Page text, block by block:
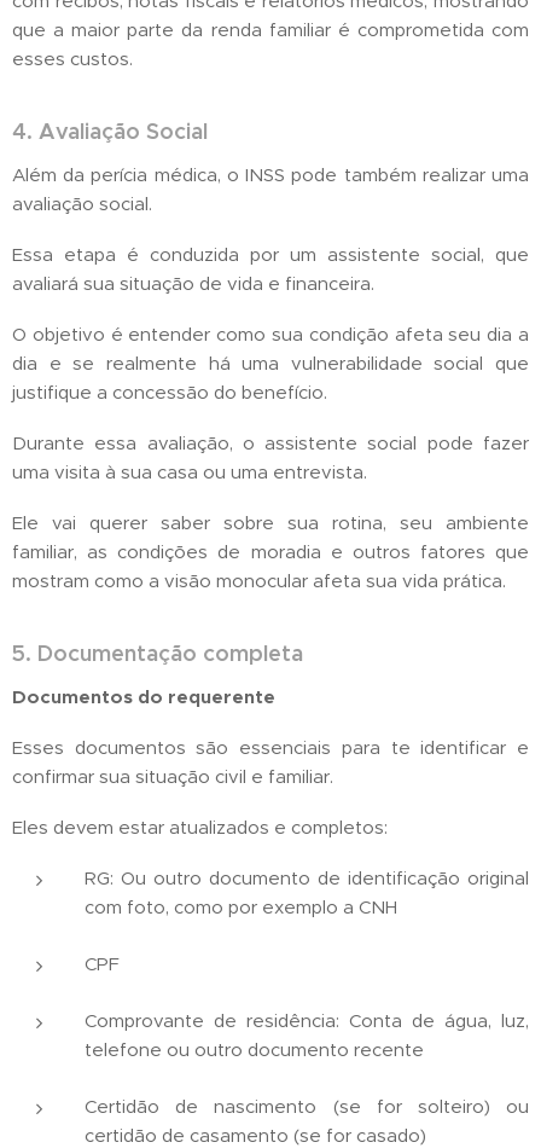
que a maior parte da renda familiar é comprometida com
esses custos.
4. Avaliação Social
Além da perícia médica, o INSS pode também realizar uma
avaliação social.
Essa etapa é conduzida por um assistente social, que
avaliará sua situação de vida e financeira.
O objetivo é entender como sua condição afeta seu dia a
dia e se realmente há uma vulnerabilidade social que
justifique a concessão do benefício.
Durante essa avaliação, o assistente social pode fazer
uma visita à sua casa ou uma entrevista.
Ele vai querer saber sobre sua rotina, seu ambiente
familiar, as condições de moradia e outros fatores que
mostram como a visão monocular afeta sua vida prática.
5. Documentação completa
Documentos do requerente
Esses documentos são essenciais para te identificar e
confirmar sua situação civil e familiar.
Eles devem estar atualizados e completos:
RG: Ou outro documento de identificação original
com foto, como por exemplo a CNH
CPF
Comprovante de residência: Conta de água, luz,
telefone ou outro documento recente
Certidão de nascimento (se for solteiro) ou
certidão de casamento (se for casado)